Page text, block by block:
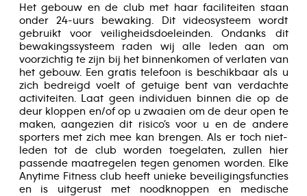
Het gebouw en de club met haar faciliteiten staan
onder 24-uurs bewaking. Dit videosysteem wordt
gebruikt voor veiligheidsdoeleinden. Ondanks dit
bewakingssysteem raden wij alle leden aan om
voorzichtig te zijn bij het binnenkomen of verlaten van
het gebouw. Een gratis telefoon is beschikbaar als u
zich bedreigd voelt of getuige bent van verdachte
activiteiten. Laat geen individuen binnen die op de
deur kloppen en/of op u zwaaien om de deur open te
maken, aangezien dit risico’s voor u en de andere
sporters met zich mee kan brengen. Als er toch niet-
leden tot de club worden toegelaten, zullen hier
passende maatregelen tegen genomen worden. Elke
Anytime Fitness club heeft unieke beveiligingsfuncties
en is uitgerust met noodknoppen en medische